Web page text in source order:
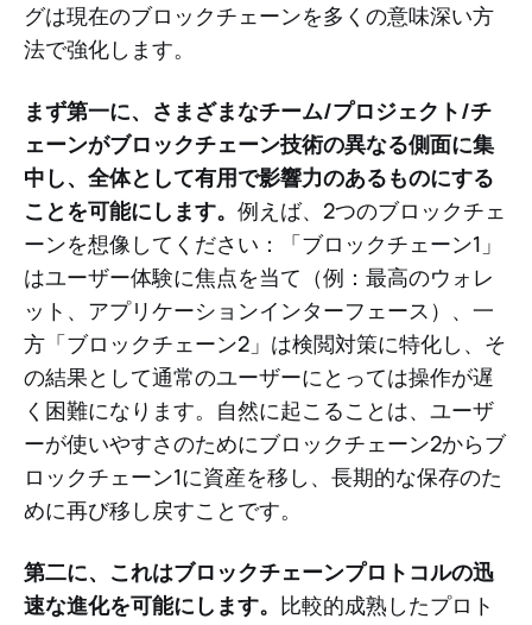
グは現在のブロックチェーンを多くの意味深い方
法で強化します。
まず第一に、さまざまなチーム/プロジェクト/チ
ェーンがブロックチェーン技術の異なる側面に集
中し、全体として有用で影響力のあるものにする
ことを可能にします。 例えば、2つのブロックチェ
ーンを想像してください：「ブロックチェーン1」
はユーザー体験に焦点を当て（例：最高のウォレ
ット、アプリケーションインターフェース）、一
方「ブロックチェーン2」は検閲対策に特化し、そ
の結果として通常のユーザーにとっては操作が遅
く困難になります。自然に起こることは、ユーザ
ーが使いやすさのためにブロックチェーン2からブ
ロックチェーン1に資産を移し、長期的な保存のた
めに再び移し戻すことです。
第二に、これはブロックチェーンプロトコルの迅
速な進化を可能にします。 比較的成熟したプロト